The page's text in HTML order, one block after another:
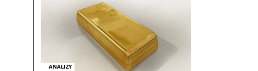
ANALIZY